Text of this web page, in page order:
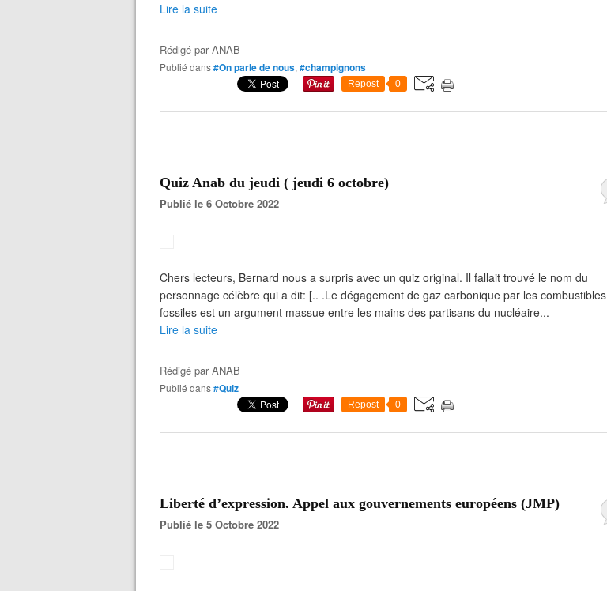
Lire la suite
Rédigé parANAB
Publié dans#On parle de nous, #champignons
Repost 0
Quiz Anab du jeudi ( jeudi 6 octobre)
Publié le 6 Octobre 2022
Chers lecteurs, Bernard nous a surpris avec un quiz original. Il fallait trouvé le nom du
personnage célèbre qui a dit: [.. .Le dégagement de gaz carbonique par les combustibles
fossiles est un argument massue entre les mains des partisans du nucléaire...
Lire la suite
Rédigé parANAB
Publié dans#Quiz
Repost 0
Liberté d’expression. Appel aux gouvernements européens (JMP)
Publié le 5 Octobre 2022